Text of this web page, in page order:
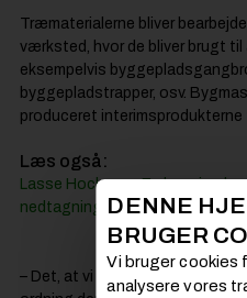
Træmaterialerne bliver
værksted, hvor de bliver brugt til
eksempelvis
byggepladstrapper, osv.
produceret interimsprodukterne
Læs også:
Lasse Hockerup: En bygning
nedtagning
– Det, at vi sammen med LH
DENNE
BRUGER
Vi bruger cookies
analysere vores